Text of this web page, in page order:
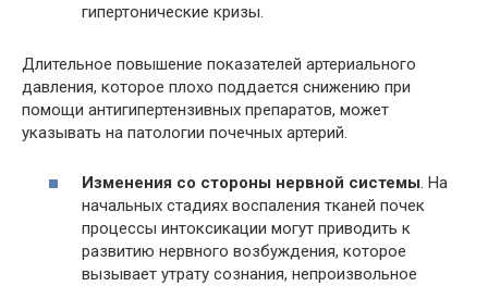
гипертонические кризы.
Длительное повышение показателей артериального
давления, которое плохо поддается снижению при
помощи антигипертензивных препаратов, может
указывать на патологии почечных артерий.
Изменения со стороны нервной системы. На
начальных стадиях воспаления тканей почек
процессы интоксикации могут приводить к
развитию нервного возбуждения, которое
вызывает утрату сознания, непроизвольное